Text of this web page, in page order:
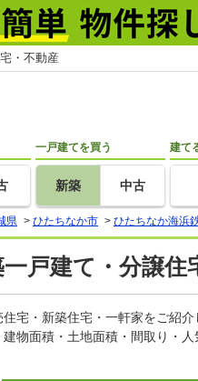
・不動産
一戸建てを買う
新築 中古
建て
県 > ひたちなか市 > ひたちなか海浜
戸建て・分譲住
宅・新築住宅・一軒家をご紹
物面積・土地面積・間取り・